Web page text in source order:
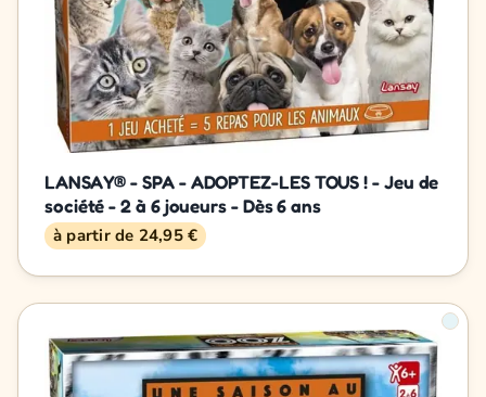
LANSAY® - SPA - ADOPTEZ-LES TOUS ! - Jeu de
société - 2 à 6 joueurs - Dès 6 ans
à partir de 24,95 €